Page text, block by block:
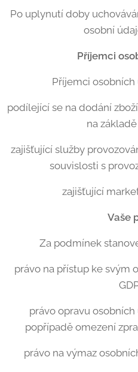
Po uplynutí doby
osobní
Příjemci
Příjemci
podílející se na dodání
na
zajišťující služby
souvislosti s
zajišťující
Vaše
Za podmínek
právo na přístup ke svým
právo opravu osobních
popřípadě omezení
právo na výmaz